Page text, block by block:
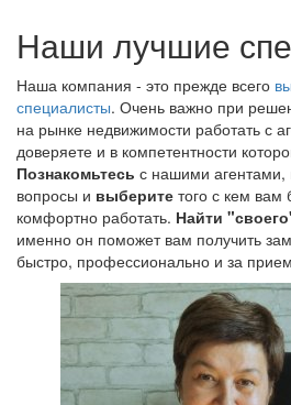
Наши лучшие
Наша компания - это прежде всего
специалисты. Очень важно при
на рынке недвижимости работать с
доверяете и в компетентности
Познакомьтесь с нашими агентами,
вопросы и выберите того с кем вам
комфортно работать. Найти
именно он поможет вам получить
быстро, профессионально и за